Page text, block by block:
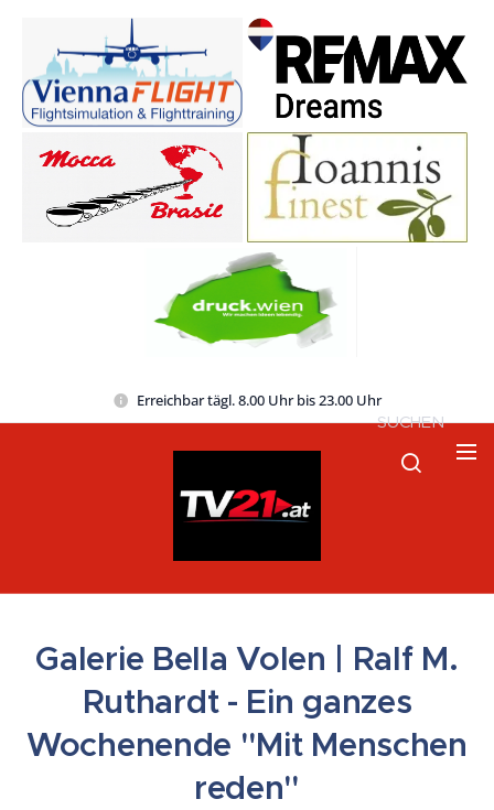
Erreichbar tägl. 8.00 Uhr bis 23.00 Uhr
SUCHEN
Galerie Bella Volen | Ralf M.
Ruthardt - Ein ganzes
Wochenende "Mit Menschen
reden"